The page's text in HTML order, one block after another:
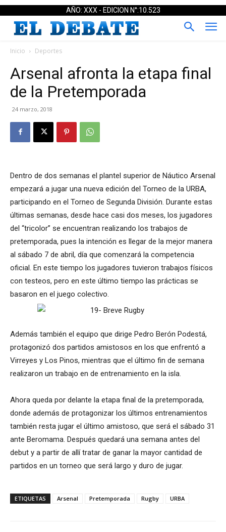
AÑO: XXX - EDICION N°:10.523
Inicio Deportes
Arsenal afronta la etapa final
de la Pretemporada
24 marzo, 2018
Dentro de dos semanas el plantel superior de Náutico Arsenal
empezará a jugar una nueva edición del Torneo de la URBA,
participando en el Torneo de Segunda División. Durante estas
últimas semanas, desde hace casi dos meses, los jugadores
del “tricolor” se encuentran realizando los trabajos de
pretemporada, pues la intención es llegar de la mejor manera
al sábado 7 de abril, día que comenzará la competencia
oficial. En este tiempo los jugadores tuvieron trabajos físicos
con testeos, pero en este último tiempo las prácticas se
basaron en el juego colectivo.
Además también el equipo que dirige Pedro Berón Podestá,
protagonizó dos partidos amistosos en los que enfrentó a
Virreyes y Los Pinos, mientras que el último fin de semana
realizaron un trabajo en de entrenamiento en la isla.
Ahora queda por delante la etapa final de la pretemporada,
donde además de protagonizar los últimos entrenamientos
también resta jugar el último amistoso, que será el sábado 31
ante Beromama. Después quedará una semana antes del
debut y a partir de allí tratar de ganar la mayor cantidad de
partidos en un torneo que será largo y duro de jugar.
ETIQUETAS Arsenal Pretemporada Rugby URBA